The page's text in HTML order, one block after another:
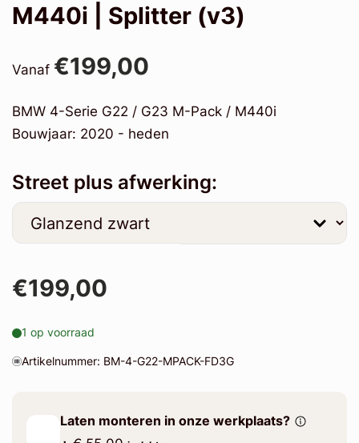
M440i | Splitter (v3)
Vanaf €199,00
BMW 4-Serie G22 / G23 M-Pack / M440i
Bouwjaar: 2020 - heden
Street plus afwerking:
€199,00
1 op voorraad
Artikelnummer: BM-4-G22-MPACK-FD3G
Laten monteren in onze werkplaats?